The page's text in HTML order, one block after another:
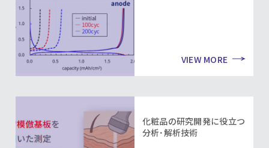
VIEW MORE
化粧品の研究開発に役立つ
分析･解析技術